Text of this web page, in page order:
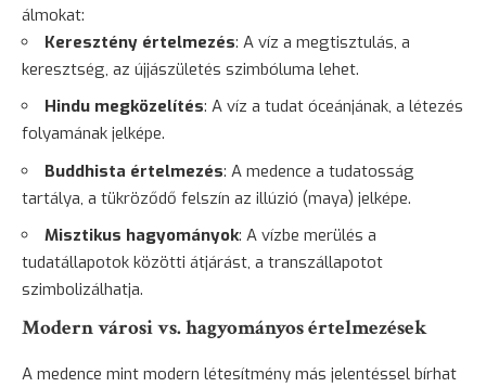
álmokat:
Keresztény értelmezés: A víz a megtisztulás, a
keresztség, az újjászületés szimbóluma lehet.
Hindu megközelítés: A víz a tudat óceánjának, a létezés
folyamának jelképe.
Buddhista értelmezés: A medence a tudatosság
tartálya, a tükröződő felszín az illúzió (maya) jelképe.
Misztikus hagyományok: A vízbe merülés a
tudatállapotok közötti átjárást, a transzállapotot
szimbolizálhatja.
Modern városi vs. hagyományos értelmezések
A medence mint modern létesítmény más jelentéssel bírhat